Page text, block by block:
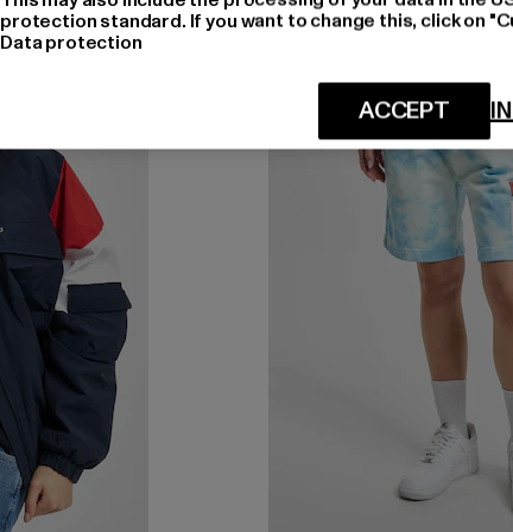
-57%
protection standard. If you want to change this, click on
Data protection
ACCEPT